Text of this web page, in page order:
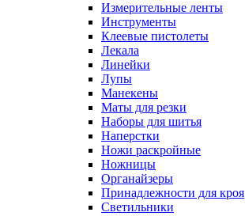
Измерительные ленты
Инструменты
Клеевые пистолеты
Лекала
Линейки
Лупы
Манекены
Маты для резки
Наборы для шитья
Наперстки
Ножи раскройные
Ножницы
Органайзеры
Принадлежности для кроя
Светильники